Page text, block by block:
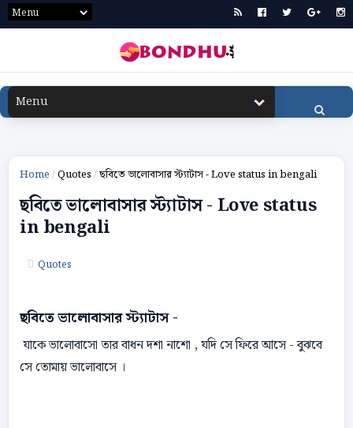
Home/Quotes/ছবিতে ভালোবাসার স্ট্যাটাস - Love status in bengali
ছবিতে ভালোবাসার স্ট্যাটাস - Love status
in bengali
Quotes
ছবিতে ভালোবাসার স্ট্যাটাস -
যাকে ভালোবাসো তার বাধন দশা নাশো , যদি সে ফিরে আসে - বুঝবে
সে তোমায় ভালোবাসে ।